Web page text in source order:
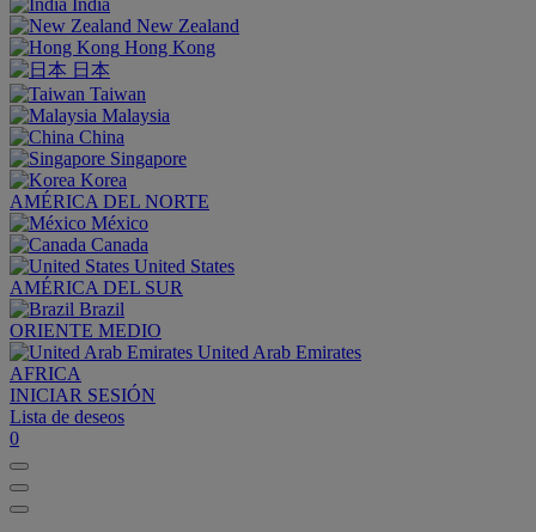
India
New Zealand
Hong Kong
日本
Taiwan
Malaysia
China
Singapore
Korea
AMÉRICA DEL NORTE
México
Canada
United States
AMÉRICA DEL SUR
Brazil
ORIENTE MEDIO
United Arab Emirates
AFRICA
INICIAR SESIÓN
Lista de deseos
0